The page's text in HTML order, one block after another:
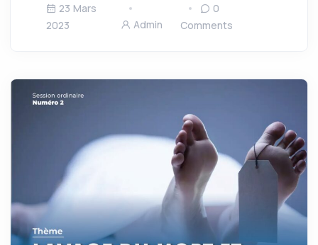
23 Mars
2023
Admin
0
Comments